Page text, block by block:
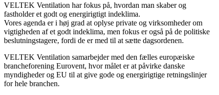
VELTEK Ventilation har fokus på, hvordan man skaber og
fastholder et godt og energirigtigt indeklima.
Vores agenda er i høj grad at oplyse private og virksomheder om
vigtigheden af et godt indeklima, men fokus er også på de politiske
beslutningstagere, fordi de er med til at sætte dagsordenen.
VELTEK Ventilation samarbejder med den fælles europæiske
brancheforening Eurovent, hvor målet er at påvirke danske
myndigheder og EU til at give gode og energirigtige retningslinjer
for hele branchen.